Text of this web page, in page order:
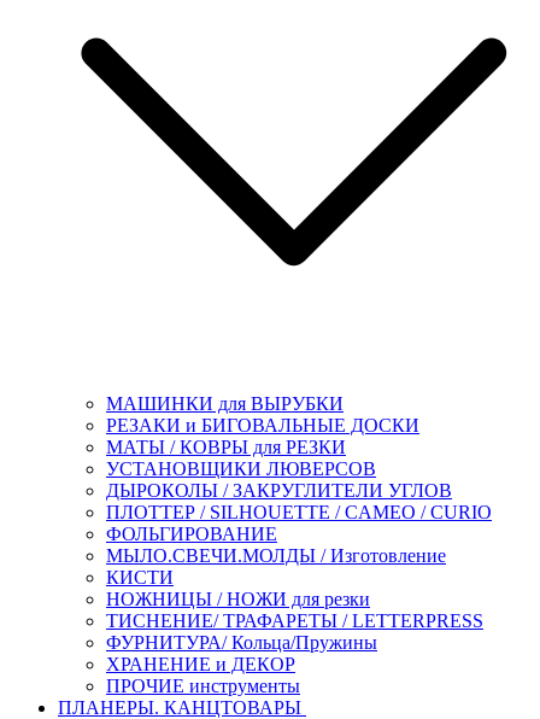
МАШИНКИ для ВЫРУБКИ
РЕЗАКИ и БИГОВАЛЬНЫЕ ДОСКИ
МАТЫ / КОВРЫ для РЕЗКИ
УСТАНОВЩИКИ ЛЮВЕРСОВ
ДЫРОКОЛЫ / ЗАКРУГЛИТЕЛИ УГЛОВ
ПЛОТТЕР / SILHOUETTE / CAMEO / CURIO
ФОЛЬГИРОВАНИЕ
МЫЛО.СВЕЧИ.МОЛДЫ / Изготовление
КИСТИ
НОЖНИЦЫ / НОЖИ для резки
ТИСНЕНИЕ/ ТРАФАРЕТЫ / LETTERPRESS
ФУРНИТУРА/ Кольца/Пружины
ХРАНЕНИЕ и ДЕКОР
ПРОЧИЕ инструменты
ПЛАНЕРЫ. КАНЦТОВАРЫ